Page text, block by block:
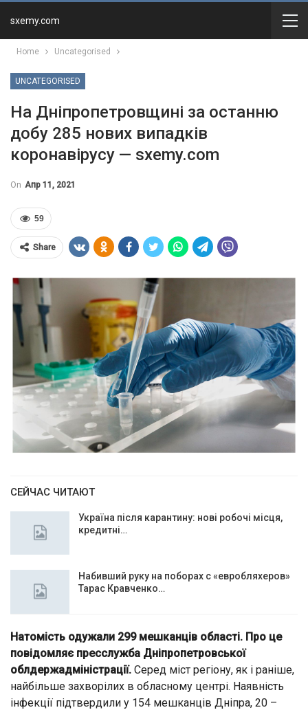
sxemy.com
Home Uncategorised
UNCATEGORISED
На Дніпропетровщині за останню
добу 285 нових випадків
коронавірусу — sxemy.com
On Апр 11, 2021
59
Share
СЕЙЧАС ЧИТАЮТ
Україна після карантину: нові робочі місця,
кредитні…
Набивший руку на поборах с «евробляхеров»
Тарас Кравченко…
Натомість одужали 299 мешканців області. Про це
повідомляє пресслужба Дніпропетровської
облдержадміністрації. Серед міст регіону, як і раніше,
найбільше захворілих в обласному центрі. Наявність
інфекції підтвердили у 154 мешканців Дніпра, 20 –